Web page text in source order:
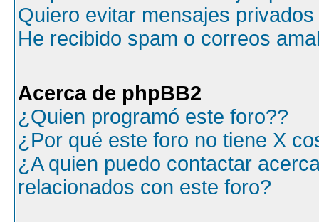
Quiero evitar mensajes
He recibido spam o correos
Acerca de phpBB2
¿Quien programó este foro??
¿Por qué este foro no tiene X
¿A quien puedo contactar
relacionados con este foro?